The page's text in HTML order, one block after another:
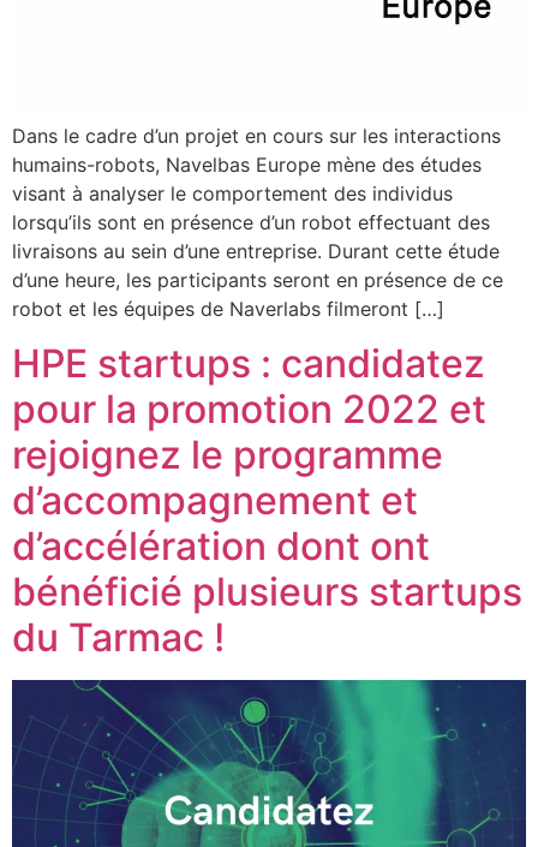
Dans le cadre d’un projet en cours sur les interactions
humains-robots, Navelbas Europe mène des études
visant à analyser le comportement des individus
lorsqu’ils sont en présence d’un robot effectuant des
livraisons au sein d’une entreprise. Durant cette étude
d’une heure, les participants seront en présence de ce
robot et les équipes de Naverlabs filmeront […]
HPE startups : candidatez
pour la promotion 2022 et
rejoignez le programme
d’accompagnement et
d’accélération dont ont
bénéficié plusieurs startups
du Tarmac !